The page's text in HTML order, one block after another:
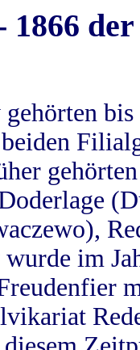
1866
im